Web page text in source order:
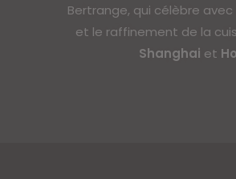
Bertrange, qui célèbre
et le raffinement de la
Shanghai et